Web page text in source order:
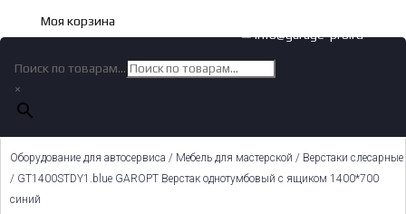
Моя корзина
✉ info@garage-pro.ru
Поиск по товарам...
×
Оборудование для автосервиса / Мебель для мастерской / Верстаки слесарные
/ GT1400STDY1.blue GAROPT Верстак однотумбовый с ящиком 1400*700
синий